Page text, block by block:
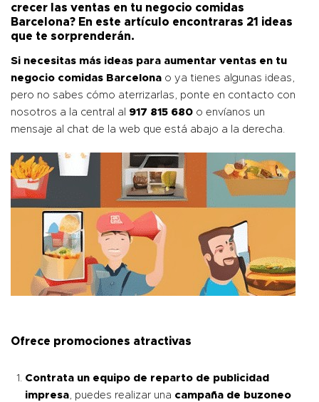
crecer las ventas en tu negocio comidas
Barcelona? En este artículo encontraras 21 ideas
que te sorprenderán.
Si necesitas más ideas para aumentar ventas en tu
negocio comidas Barcelona o ya tienes algunas ideas,
pero no sabes cómo aterrizarlas, ponte en contacto con
nosotros a la central al 917 815 680 o envíanos un
mensaje al chat de la web que está abajo a la derecha.
Ofrece promociones atractivas
Contrata un equipo de reparto de publicidad
impresa , puedes realizar una campaña de buzoneo